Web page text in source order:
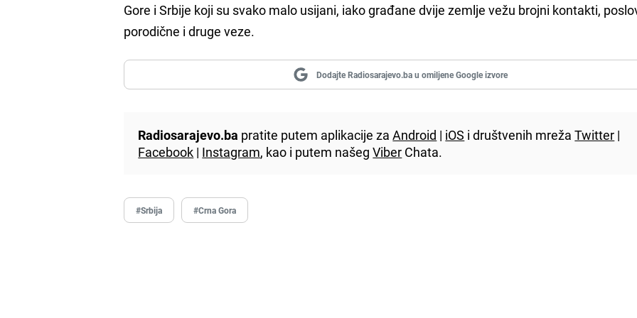
Gore i Srbije koji su svako malo usijani, iako građane dvije zemlje vežu brojni kontakti,
porodične i druge veze.
Dodajte Radiosarajevo.ba u omiljene Google izvore
Radiosarajevo.ba pratite putem aplikacije zaAndroid | iOS i društvenih mrežaTwitter |
Facebook | Instagram, kao i putem našegViber Chata.
#Srbija #Crna Gora